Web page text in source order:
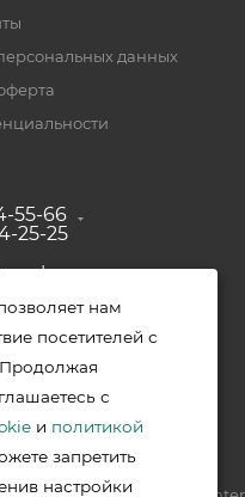
данных
55-66
25-25
Зубово, ул.
44/2, к. 2
продукция от ведущих
в Уфе
нам
посетителей с
Продолжая
с
и политикой
запретить
настройки